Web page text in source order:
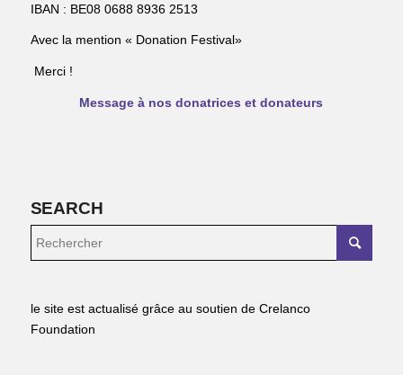
IBAN : BE08 0688 8936 2513
Avec la mention « Donation Festival»
Merci !
Message à nos donatrices et donateurs
SEARCH
le site est actualisé grâce au soutien de Crelanco
Foundation